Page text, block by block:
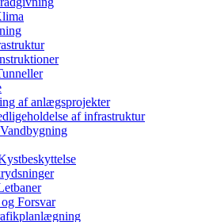
af anlægsprojekter
af infrastruktur
Forsvar